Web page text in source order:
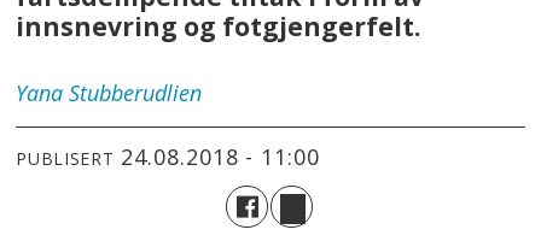
innsnevring og fotgjengerfelt.
Yana Stubberudlien
PUBLISERT 24.08.2018 - 11:00